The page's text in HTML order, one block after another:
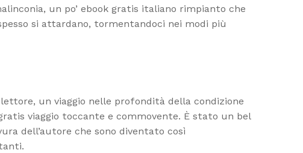
un po’ ebook gratis italiano rimpianto che
si attardano, tormentandoci nei modi più
un viaggio nelle profondità della condizione
viaggio toccante e commovente. È stato un bel
dell’autore che sono diventato così